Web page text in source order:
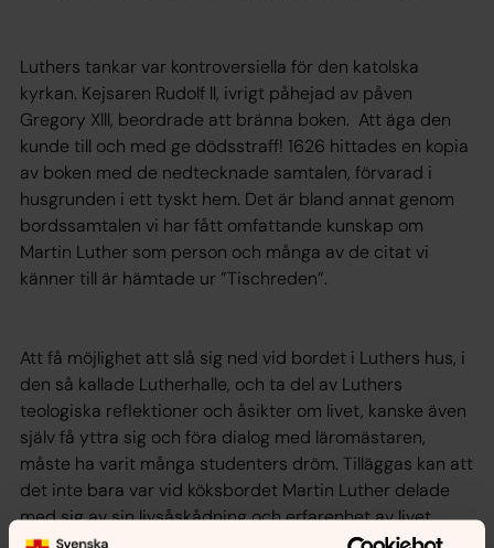
Luthers tankar var kontroversiella för den katolska
kyrkan. Kejsaren Rudolf ll, ivrigt påhejad av påven
Gregory Xlll, beordrade att bränna boken. Att äga den
kunde till och med ge dödsstraff! 1626 hittades en kopia
av boken med de nedtecknade samtalen, förvarad i
husgrunden i ett tyskt hem. Det är bland annat genom
bordssamtalen vi har fått omfattande kunskap om
Martin Luther som person och många av de citat vi
känner till är hämtade ur ”Tischreden”.
Att få möjlighet att slå sig ned vid bordet i Luthers hus, i
den så kallade Lutherhalle, och ta del av Luthers
teologiska reflektioner och åsikter om livet, kanske även
själv få yttra sig och föra dialog med läromästaren,
måste ha varit många studenters dröm. Tilläggas kan att
det inte bara var vid köksbordet Martin Luther delade
med sig av sin livsåskådning och erfarenhet av livet,
utan även på promenader i trädgården ventilerades